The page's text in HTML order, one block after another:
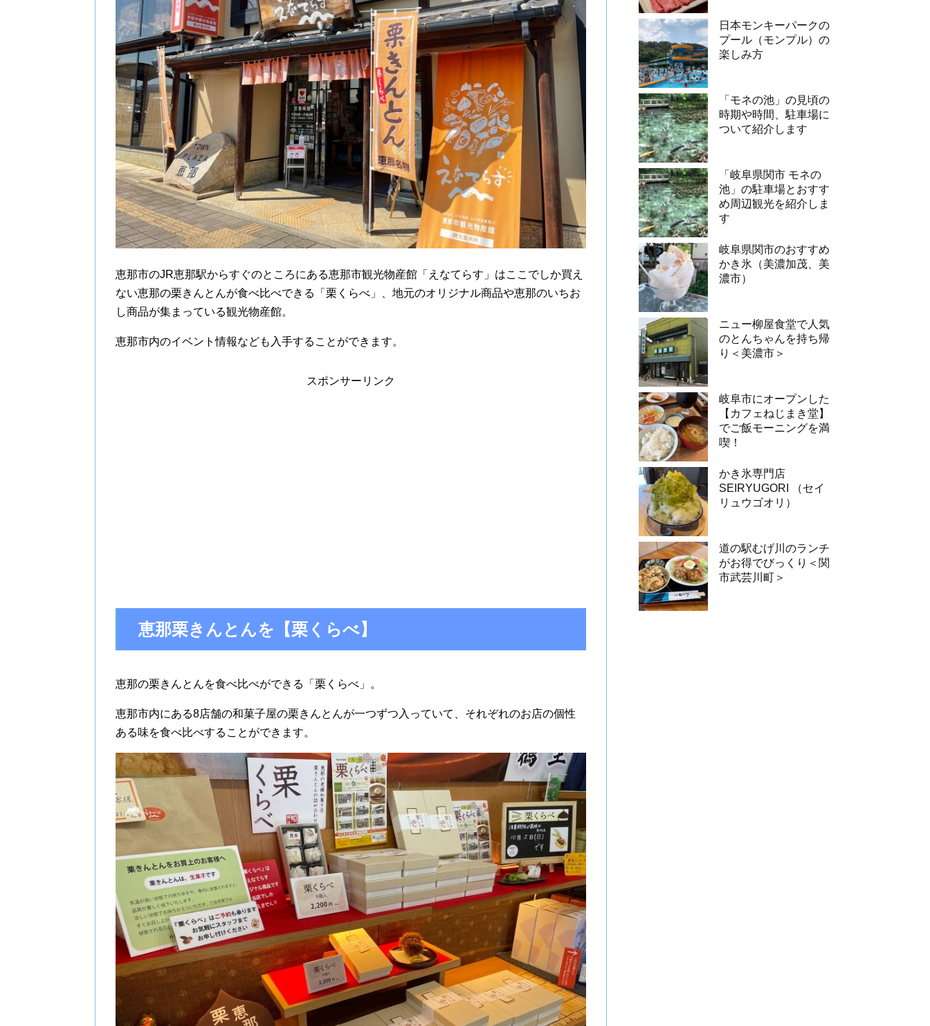
恵那市のJR恵那駅からすぐのところにある恵那市観光物産館「えなてらす」はここでしか買え
ない恵那の栗きんとんが食べ比べできる「栗くらべ」、地元のオリジナル商品や恵那のいちお
し商品が集まっている観光物産館。
恵那市内のイベント情報なども入手することができます。
スポンサーリンク
恵那栗きんとんを【栗くらべ】
恵那の栗きんとんを食べ比べができる「栗くらべ」。
恵那市内にある8店舗の和菓子屋の栗きんとんが一つずつ入っていて、それぞれのお店の個性
ある味を食べ比べすることができます。
日本モンキーパークの
プール（モンプル）の
楽しみ方
「モネの池」の見頃の
時期や時間、駐車場に
ついて紹介します
「岐阜県関市 モネの
池」の駐車場とおすす
め周辺観光を紹介しま
す
岐阜県関市のおすすめ
かき氷（美濃加茂、美
濃市）
ニュー柳屋食堂で人気
のとんちゃんを持ち帰
り＜美濃市＞
岐阜市にオープンした
【カフェねじまき堂】
でご飯モーニングを満
喫！
かき氷専門店
SEIRYUGORI （セイ
リュウゴオリ）
道の駅むげ川のランチ
がお得でびっくり＜関
市武芸川町＞